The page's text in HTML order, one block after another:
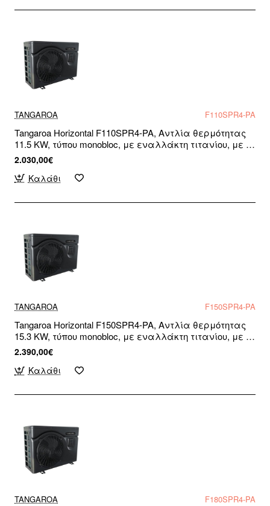
TANGAROA F110SPR4-PA
Tangaroa Horizontal F110SPR4-PA, Αντλία θερμότητας
11.5 KW, τύπου monobloc, με εναλλάκτη τιτανίου, με R-
32, για πισίνες και σπα, WiFi Ready, Μονοφασική
2.030,00€
Καλάθι
TANGAROA F150SPR4-PA
Tangaroa Horizontal F150SPR4-PA, Αντλία θερμότητας
15.3 KW, τύπου monobloc, με εναλλάκτη τιτανίου, με R-
32, για πισίνες και σπα, WiFi Ready, Μονοφασική
2.390,00€
Καλάθι
TANGAROA F180SPR4-PA